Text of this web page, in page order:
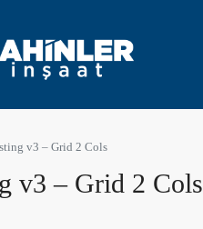
v3 – Grid 2 Cols
v3 – Grid 2 Cols